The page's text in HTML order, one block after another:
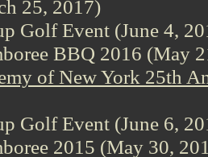
25, 2017)
Golf Event (June 4,
BBQ 2016 (May
of New York 25th
Golf Event (June 6,
2015 (May 30,